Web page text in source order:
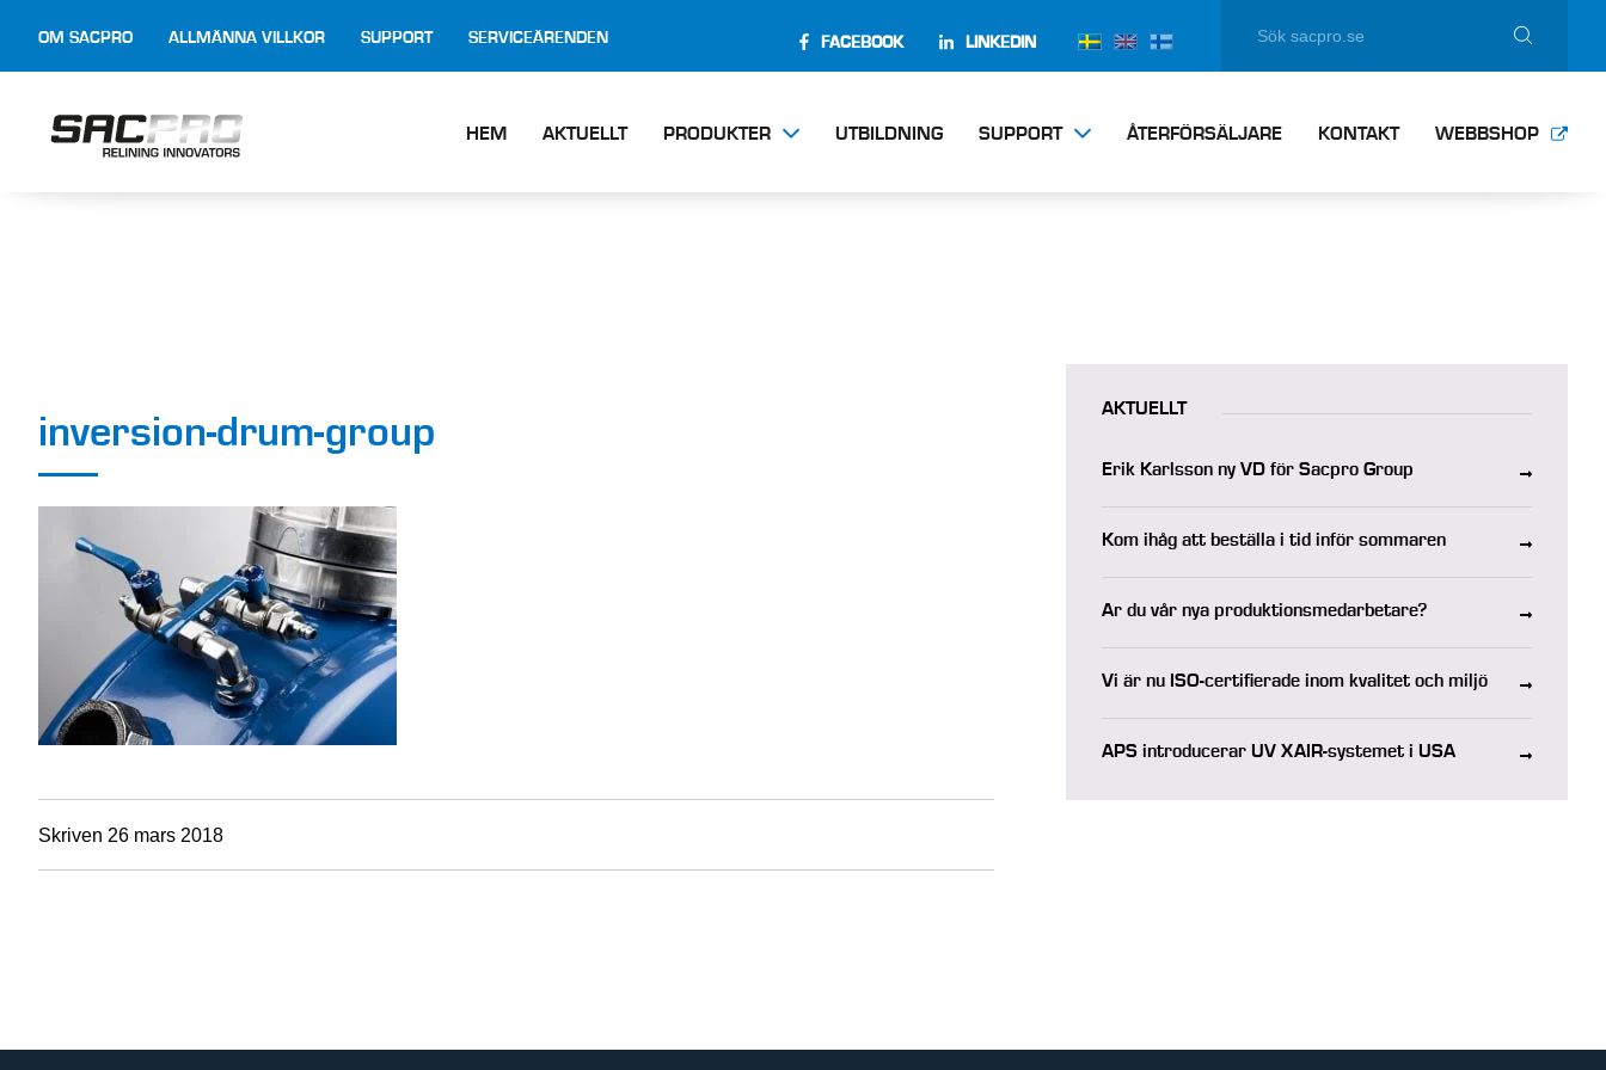
OM SACPRO ALLMÄNNA VILLKOR SUPPORT SERVICEÄRENDEN FACEBOOK LINKEDIN
HEM AKTUELLT PRODUKTER UTBILDNING SUPPORT ÅTERFÖRSÄLJARE KONTAKT WEBBSHOP
inversion-drum-group
Skriven 26 mars 2018
AKTUELLT
Erik Karlsson ny VD för Sacpro Group
Kom ihåg att beställa i tid inför sommaren
Är du vår nya produktionsmedarbetare?
Vi är nu ISO-certifierade inom kvalitet och miljö
APS introducerar UV XAIR-systemet i USA